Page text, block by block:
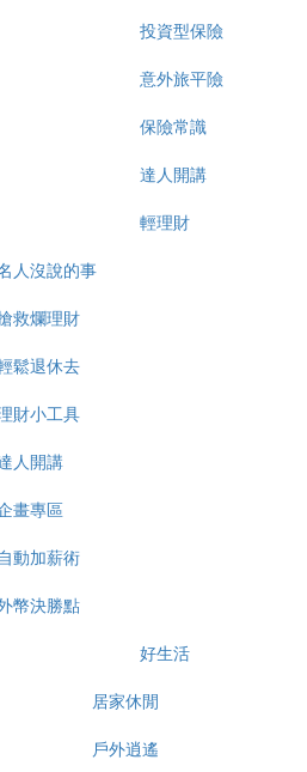
投資型保險
意外旅平險
保險常識
達人開講
輕理財
人沒說的事
救爛理財
鬆退休去
財小工具
人開講
畫專區
動加薪術
幣決勝點
好生活
居家休閒
戶外逍遙